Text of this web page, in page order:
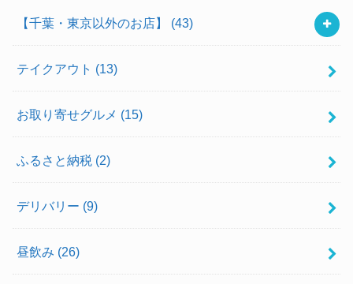
【千葉・東京以外のお店】 (43)
テイクアウト (13)
お取り寄せグルメ (15)
ふるさと納税 (2)
デリバリー (9)
昼飲み (26)